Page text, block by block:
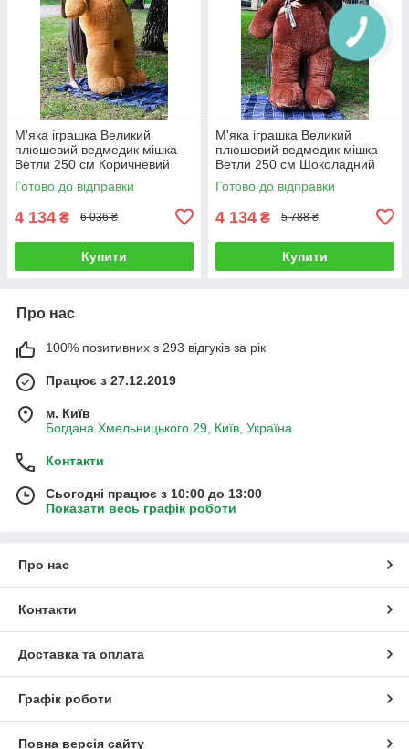
М'яка іграшка Великий
плюшевий ведмедик мішка
Ветли 250 см Коричневий
Готово до відправки
4 134 ₴ 6 036 ₴
Купити
М'яка іграшка Великий
плюшевий ведмедик мішка
Ветли 250 см Шоколадний
Готово до відправки
4 134 ₴ 5 788 ₴
Купити
Про нас
100% позитивних з 293 відгуків за рік
Працює з 27.12.2019
м. Київ
Богдана Хмельницького 29, Київ, Україна
Контакти
Сьогодні працює з 10:00 до 13:00
Показати весь графік роботи
Про нас
Контакти
Доставка та оплата
Графік роботи
Повна версія сайту